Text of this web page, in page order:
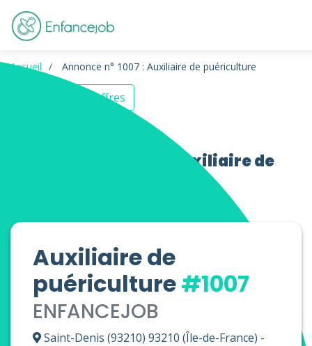
Accueil Annonce n° 1007 : Auxiliaire de puériculture
Retour aux offres
Offres d’emploi Auxiliaire de
puériculture
Auxiliaire de
puériculture#1007
ENFANCEJOB
Saint-Denis (93210) 93210 (Île-de-France) -